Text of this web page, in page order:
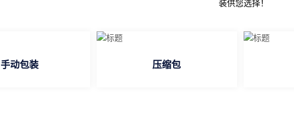
装供您选择！
手动包装 压缩包